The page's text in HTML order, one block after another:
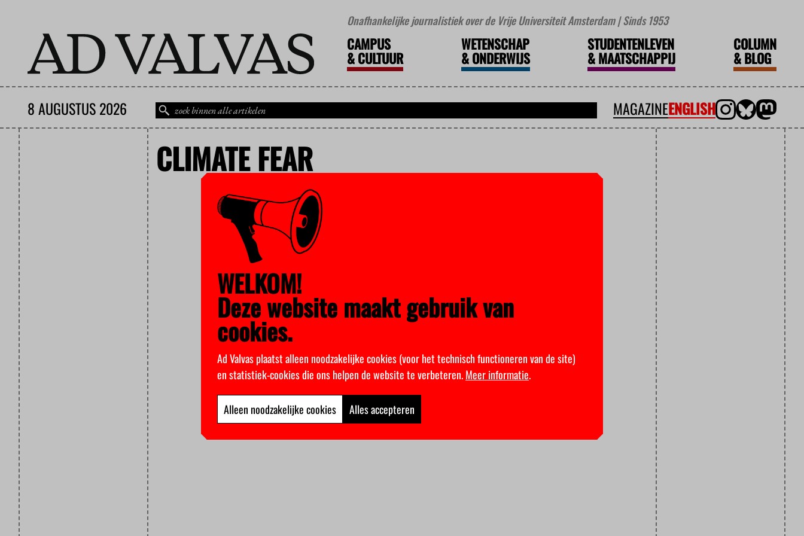
Onafhankelijke journalistiek over de Vrije Universiteit Amsterdam | Sinds 1953
CAMPUS
&CULTUUR
WETENSCHAP
&ONDERWIJS
STUDENTENLEVEN
&MAATSCHAPPIJ
COLUMN
&BLOG
8 AUGUSTUS 2026 MAGAZINEENGLISH
CLIMATE FEAR
WELKOM!
Deze website maakt gebruik van
cookies.
Ad Valvas plaatst alleen noodzakelijke cookies (voor het technisch functioneren van de site)
en statistiek-cookies die ons helpen de website te verbeteren.Meer informatie.
Alleen noodzakelijke cookies Alles accepteren